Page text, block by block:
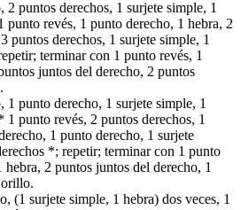
2 puntos derechos, 1 surjete simple, 1
punto revés, 1 punto derecho, 1 hebra, 2
puntos derechos, 1 surjete simple, 1
terminar con 1 punto revés, 1
juntos del derecho, 2 puntos
1 punto derecho, 1 surjete simple, 1
1 punto revés, 2 puntos derechos, 1
1 punto derecho, 1 surjete
*; repetir; terminar con 1 punto
hebra, 2 puntos juntos del derecho, 1
(1 surjete simple, 1 hebra) dos veces, 1